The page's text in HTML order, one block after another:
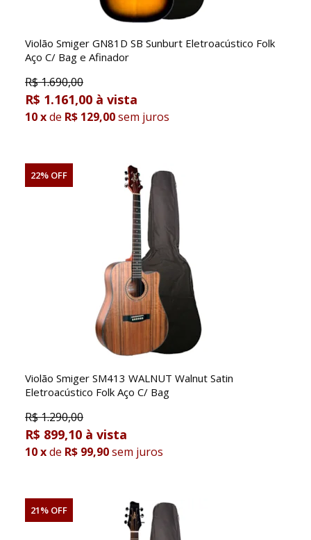
Violão Smiger GN81D SB Sunburt Eletroacústico Folk
Aço C/ Bag e Afinador
R$1.690,00
R$ 1.161,00
10xde R$ 129,00sem juros
22% OFF
Violão Smiger SM413 WALNUT Walnut Satin
Eletroacústico Folk Aço C/ Bag
R$1.290,00
R$ 899,10
10xde R$ 99,90sem juros
21% OFF